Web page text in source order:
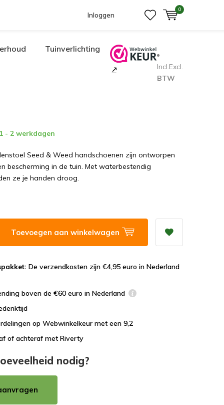
Inloggen
0
Tuinverlichting
Incl.Excl.
BTW
- 2 werkdagen
Seed & Weed handschoenen zijn ontworpen
bescherming in de tuin. Met waterbestendig
ze je handen droog.
Toevoegen aan winkelwagen
De verzendkosten zijn €4,95 euro in Nederland
boven de €60 euro in Nederland
op Webwinkelkeur met een 9,2
of achteraf met Riverty
nodig?